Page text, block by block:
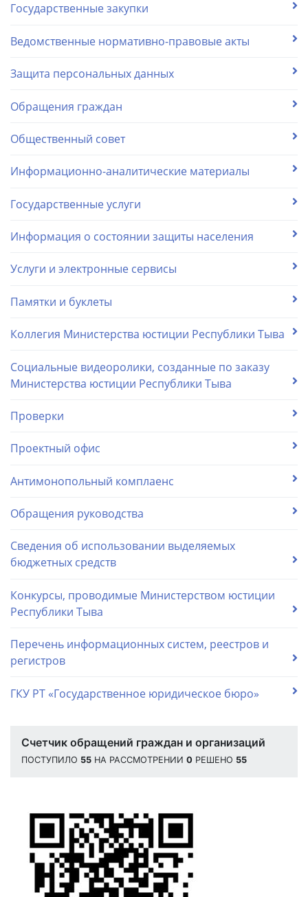
Государственные закупки
Ведомственные нормативно-правовые акты
Защита персональных данных
Обращения граждан
Общественный совет
Информационно-аналитические материалы
Государственные услуги
Информация о состоянии защиты населения
Услуги и электронные сервисы
Памятки и буклеты
Коллегия Министерства юстиции Республики Тыва
Социальные видеоролики, созданные по заказу
Министерства юстиции Республики Тыва
Проверки
Проектный офис
Антимонопольный комплаенс
Обращения руководства
Сведения об использовании выделяемых
бюджетных средств
Конкурсы, проводимые Министерством юстиции
Республики Тыва
Перечень информационных систем, реестров и
регистров
ГКУ РТ «Государственное юридическое бюро»
Счетчик обращений граждан и организаций
ПОСТУПИЛО 55 НА РАССМОТРЕНИИ 0 РЕШЕНО 55